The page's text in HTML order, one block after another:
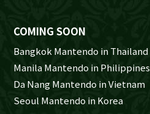
COMING SOON
Bangkok Mantendo in Thailand
Manila Mantendo in Philippines
Da Nang Mantendo in Vietnam
Seoul Mantendo in Korea